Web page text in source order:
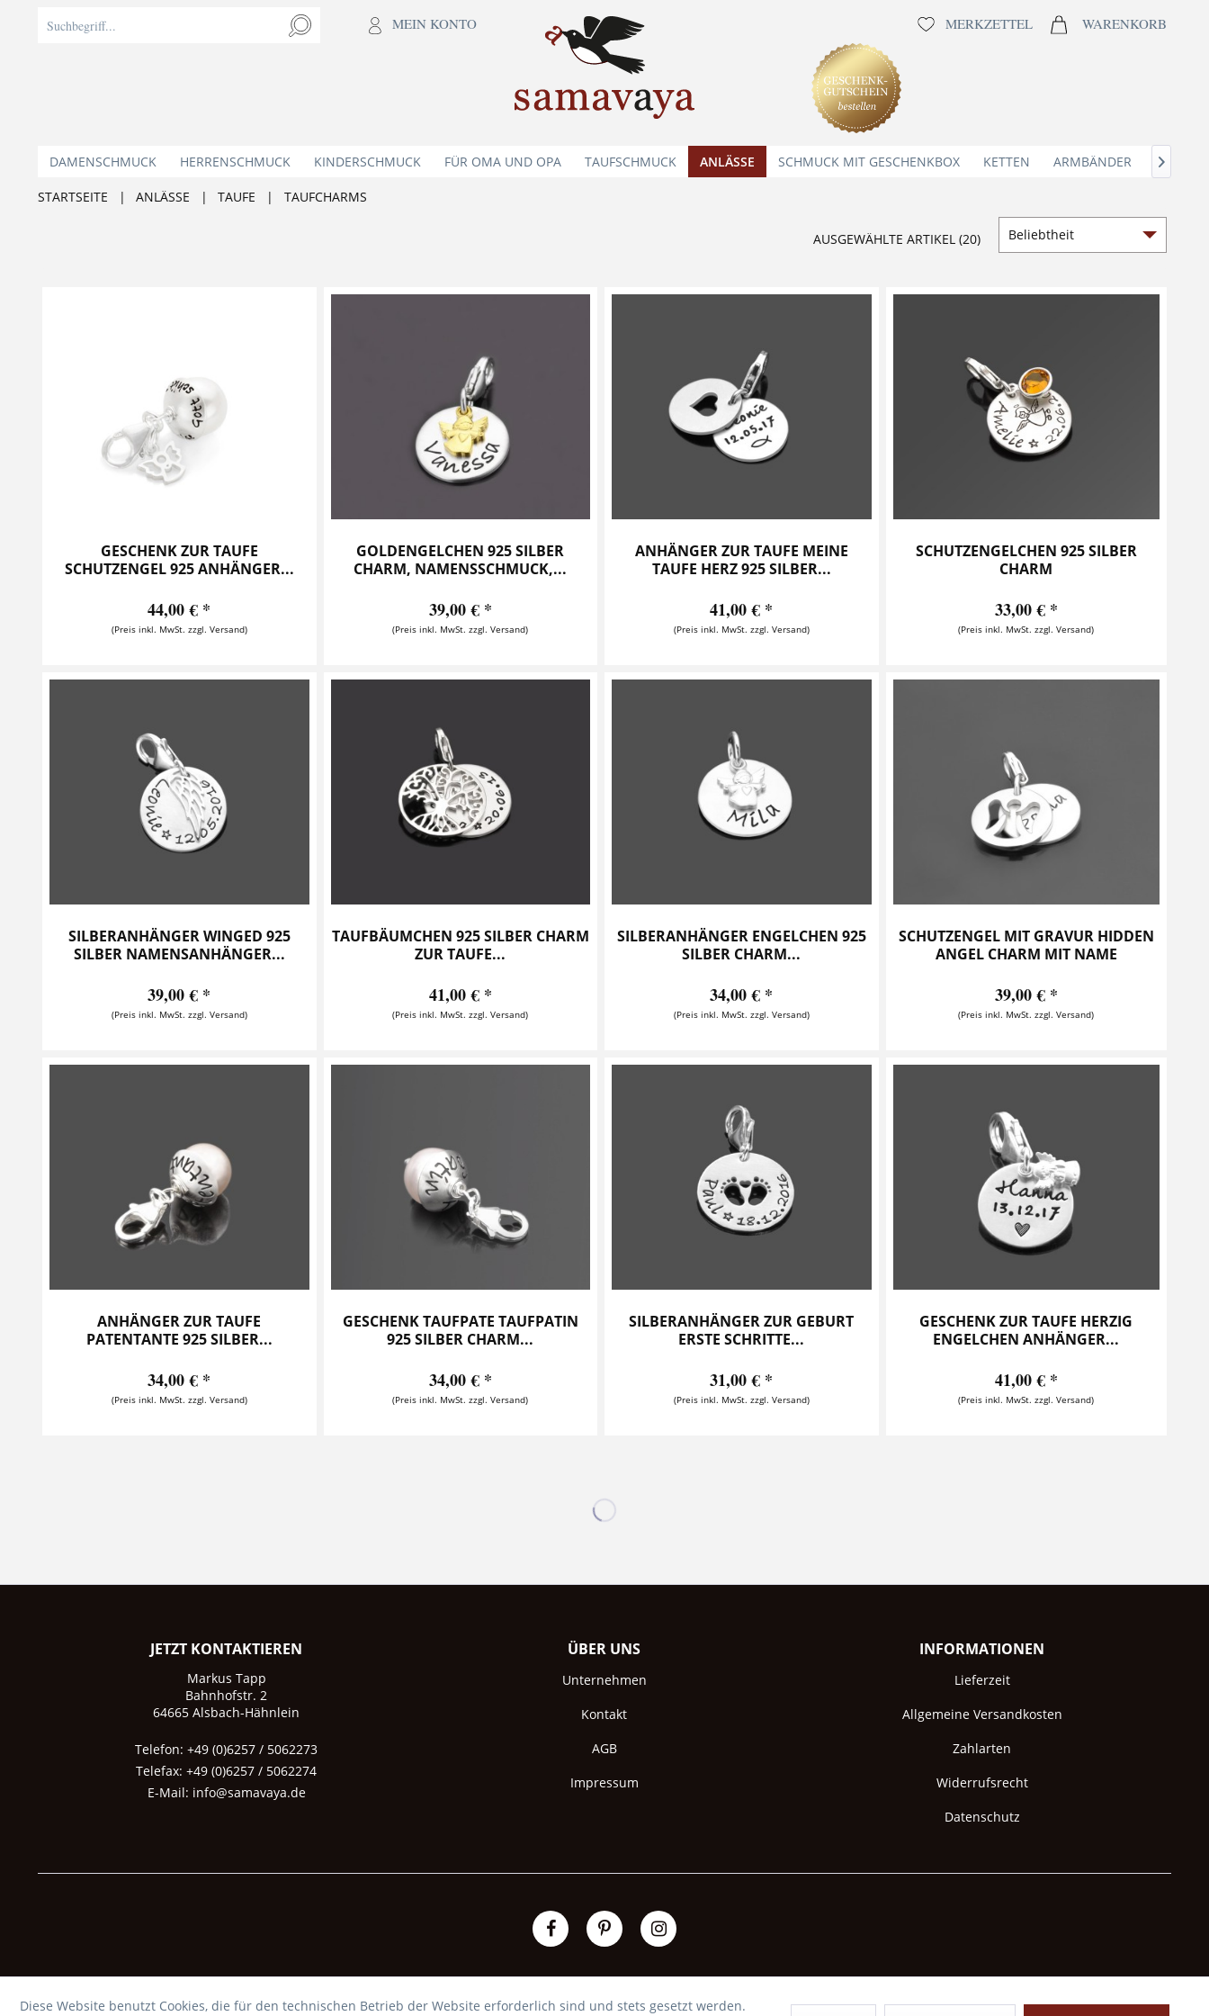
MEIN KONTO MERKZETTEL WARENKORB
DAMENSCHMUCK HERRENSCHMUCK KINDERSCHMUCK FÜR OMA UND OPA TAUFSCHMUCK ANLÄSSE SCHMUCK MIT GESCHENKBOX KETTEN ARMBÄNDER 
STARTSEITE | ANLÄSSE | TAUFE | TAUFCHARMS
AUSGEWÄHLTE ARTIKEL (20)
GESCHENK ZUR TAUFE
SCHUTZENGEL 925 ANHÄNGER...
44,00 € *
(Preis inkl. MwSt. zzgl. Versand)
GOLDENGELCHEN 925 SILBER
CHARM, NAMENSSCHMUCK,...
39,00 € *
(Preis inkl. MwSt. zzgl. Versand)
ANHÄNGER ZUR TAUFE MEINE
TAUFE HERZ 925 SILBER...
41,00 € *
(Preis inkl. MwSt. zzgl. Versand)
SCHUTZENGELCHEN 925 SILBER
CHARM
33,00 € *
(Preis inkl. MwSt. zzgl. Versand)
SILBERANHÄNGER WINGED 925
SILBER NAMENSANHÄNGER...
39,00 € *
(Preis inkl. MwSt. zzgl. Versand)
TAUFBÄUMCHEN 925 SILBER CHARM
ZUR TAUFE...
41,00 € *
(Preis inkl. MwSt. zzgl. Versand)
SILBERANHÄNGER ENGELCHEN 925
SILBER CHARM...
34,00 € *
(Preis inkl. MwSt. zzgl. Versand)
SCHUTZENGEL MIT GRAVUR HIDDEN
ANGEL CHARM MIT NAME
39,00 € *
(Preis inkl. MwSt. zzgl. Versand)
ANHÄNGER ZUR TAUFE
PATENTANTE 925 SILBER...
34,00 € *
(Preis inkl. MwSt. zzgl. Versand)
GESCHENK TAUFPATE TAUFPATIN
925 SILBER CHARM...
34,00 € *
(Preis inkl. MwSt. zzgl. Versand)
SILBERANHÄNGER ZUR GEBURT
ERSTE SCHRITTE...
31,00 € *
(Preis inkl. MwSt. zzgl. Versand)
GESCHENK ZUR TAUFE HERZIG
ENGELCHEN ANHÄNGER...
41,00 € *
(Preis inkl. MwSt. zzgl. Versand)
JETZT KONTAKTIEREN
Markus Tapp
Bahnhofstr. 2
64665 Alsbach-Hähnlein
Telefon: +49 (0)6257 / 5062273
Telefax: +49 (0)6257 / 5062274
E-Mail: info@samavaya.de
ÜBER UNS
Unternehmen
Kontakt
AGB
Impressum
INFORMATIONEN
Lieferzeit
Allgemeine Versandkosten
Zahlarten
Widerrufsrecht
Datenschutz
Diese Website benutzt Cookies, die für den technischen Betrieb der Website erforderlich sind und stets gesetzt werden.